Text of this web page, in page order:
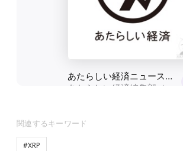
関連するキーワード
#XRP